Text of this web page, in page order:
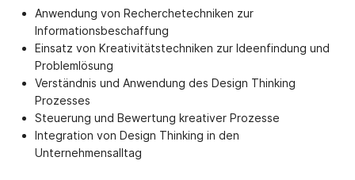
Anwendung von Recherchetechniken zur
Informationsbeschaffung
Einsatz von Kreativitätstechniken zur Ideenfindung und
Problemlösung
Verständnis und Anwendung des Design Thinking
Prozesses
Steuerung und Bewertung kreativer Prozesse
Integration von Design Thinking in den
Unternehmensalltag